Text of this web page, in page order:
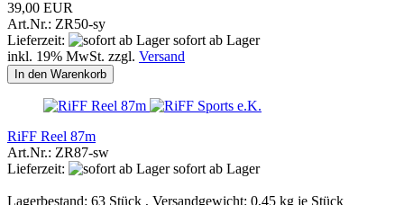
39,00 EUR
Art.Nr.: ZR50-sy
Lieferzeit:
sofort ab Lager
inkl. 19% MwSt. zzgl. Versand
In den Warenkorb
RiFF Reel 87m
Art.Nr.: ZR87-sw
Lieferzeit:
sofort ab Lager
Lagerbestand: 63 Stück , Versandgewicht: 0,45 kg je Stück